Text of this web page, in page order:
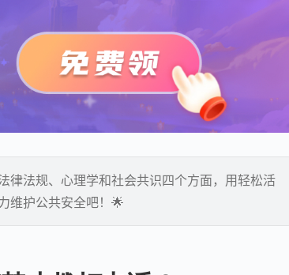
律法规、心理学和社会共识四个方面，用轻松活
维护公共安全吧！🌟